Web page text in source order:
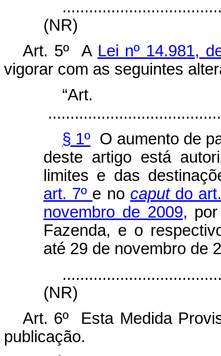
(NR)
Art. 5º A Lei nº 14.981,
vigorar com as seguintes
§ 1º O aumento de
deste artigo está
limites e das
art. 7º e no caputdo art.
novembro de 2009,
Fazenda, e o
até 29 de novembro de
(NR)
Art. 6º Esta Medida
publicação.